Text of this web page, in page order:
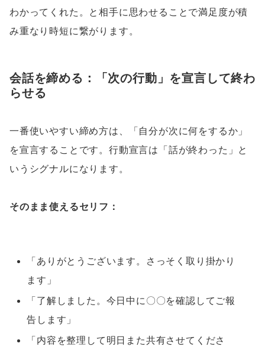
わかってくれた。と相手に思わせることで満足度が積
み重なり時短に繋がります。
会話を締める：「次の行動」を宣言して終わ
らせる
一番使いやすい締め方は、「自分が次に何をするか」
を宣言することです。行動宣言は「話が終わった」と
いうシグナルになります。
そのまま使えるセリフ：
「ありがとうございます。さっそく取り掛かり
ます」
「了解しました。今日中に〇〇を確認してご報
告します」
「内容を整理して明日また共有させてくださ